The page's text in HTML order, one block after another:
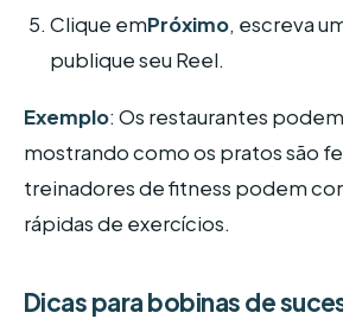
Clique emPróximo, escreva
publique seu Reel.
Exemplo: Os restaurantes
mostrando como os pratos são
treinadores de fitness podem
rápidas de exercícios.
Dicas para bobinas de